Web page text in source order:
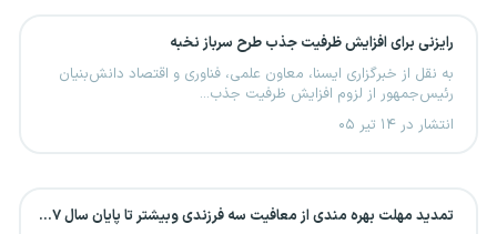
رایزنی برای افزایش ظرفیت جذب طرح سرباز نخبه
به نقل از خبرگزاری ایسنا، معاون علمی، فناوری و اقتصاد دانش‌بنیان
رئیس‌جمهور از لزوم افزایش ظرفیت جذب...
انتشار در ۱۴ تیر ۰۵
تمدید مهلت بهره مندی از معافیت سه فرزندی وبیشتر تا پایان سال ۱۴۰۷ ‌